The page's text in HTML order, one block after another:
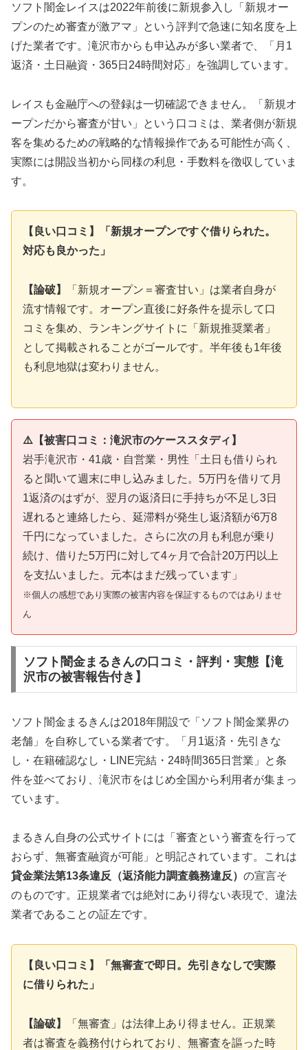
ソフト闇金レイスは2022年前後に新規参入し「新規オー
プンのため審査が激アマ」という評判で急速に知名度を上
げた業者です。滝沢市からも申込みが多い業者で、「月1
返済・土日融資・365日24時間対応」を強調しています。
レイスも金融庁への登録は一切確認できません。「新規オ
ープンだから審査が甘い」という口コミは、業者側が新規
客を集めるための戦略的な情報操作である可能性が高く、
実際には開設当初から同様の利息・手数料を徴収していま
す。
【良い口コミ】「新規オープンですぐ借りられた。
対応も良かった」
【論破】
「新規オープン＝審査甘い」は業者自身が
流す情報です。オープン直後に好条件を提示して口
コミを集め、ランキングサイトに「新規推奨業者」
として掲載されることがゴールです。半年後も1年後
も利息地獄は変わりません。
⚠️【被害口コミ：滝沢市のケーススタディ】
岩手滝沢市・41歳・自営業・男性「土日も借りられ
ると聞いて週末に申し込みました。5万円を借りて月
1返済のはずが、翌月の返済日に手持ちが不足し3日
遅れると連絡したら、延滞料が発生し返済額が6万8
千円になっていました。さらに次の月も利息が乗り
続け、借りた5万円に対して4ヶ月で合計20万円以上
を支払いました。元本はまだ残っています」
※個人の感想であり実際の被害内容を保証するものではありませ
ん
ソフト闇金まるきんの口コミ・評判・実態【滝
沢市の被害報告付き】
ソフト闇金まるきんは2018年開設で「ソフト闇金業界の
老舗」を自称している業者です。「月1返済・先引きな
し・在籍確認なし・LINE完結・24時間365日営業」と条
件を並べており、滝沢市をはじめ全国から利用者が集まっ
ています。
まるきん自身の公式サイトには「審査という審査を行って
おらず、無審査融資が可能」と明記されています。これは
貸金業法第13条違反（返済能力調査義務違反） の宣言そ
のものです。正規業者では絶対にあり得ない表現で、違法
業者であることの証左です。
【良い口コミ】「無審査で即日。先引きなしで実際
に借りられた」
【論破】
「無審査」は法律上あり得ません。正規業
者は審査を義務付けられており、無審査を謳った時